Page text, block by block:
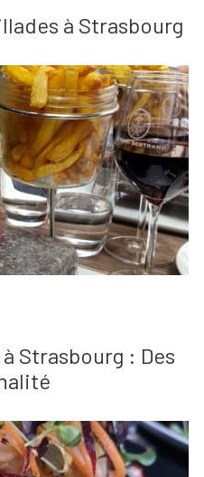
à Strasbourg
Strasbourg : Des